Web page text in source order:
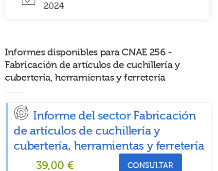
2024
Informes disponibles para CNAE 256 -
Fabricación de artículos de cuchillería y
cubertería, herramientas y ferretería
Informe del sector Fabricación
de artículos de cuchillería y
cubertería, herramientas y ferretería
39,00 € CONSULTAR